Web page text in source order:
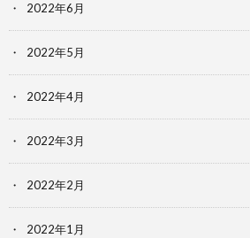
2022年6月
2022年5月
2022年4月
2022年3月
2022年2月
2022年1月